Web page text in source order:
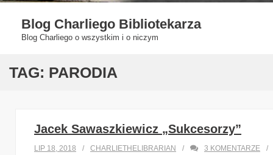
Blog Charliego Bibliotekarza
Blog Charliego o wszystkim i o niczym
TAG: PARODIA
Jacek Sawaszkiewicz „Sukcesorzy”
LIP 18, 2018 CHARLIETHELIBRARIAN 3 KOMENTARZE